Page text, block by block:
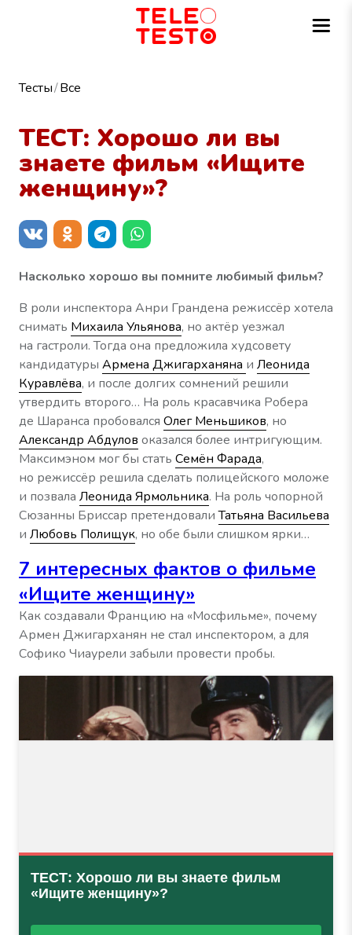
Тесты Все
ТЕСТ: Хорошо ли вы
знаете фильм «Ищите
женщину»?
Насколько хорошо вы помните любимый фильм?
В роли инспектора Анри Грандена режиссёр хотела
снимать Михаила Ульянова, но актёр уезжал
на гастроли. Тогда она предложила худсовету
кандидатуры Армена Джигарханяна и Леонида
Куравлёва, и после долгих сомнений решили
утвердить второго… На роль красавчика Робера
де Шаранса пробовался Олег Меньшиков, но
Александр Абдулов оказался более интригующим.
Максимэном мог бы стать Семён Фарада,
но режиссёр решила сделать полицейского моложе
и позвала Леонида Ярмольника. На роль чопорной
Сюзанны Бриссар претендовалиТатьяна Васильева
и Любовь Полищук, но обе были слишком ярки…
7 интересных фактов о фильме
«Ищите женщину»
Как создавали Францию на «Мосфильме», почему
Армен Джигарханян не стал инспектором, а для
Софико Чиаурели забыли провести пробы.